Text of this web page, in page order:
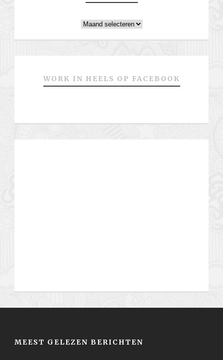
Archieven
WORK IN HEELS OP FACEBOOK
MEEST GELEZEN BERICHTEN